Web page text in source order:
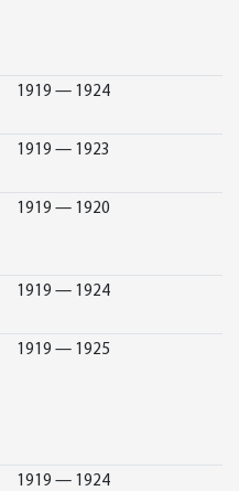
1919 — 1924
1919 — 1923
1919 — 1920
1919 — 1924
1919 — 1925
1919 — 1924